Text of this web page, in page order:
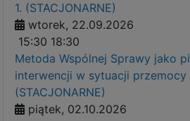
1. (STACJONARNE)
wtorek, 22.09.2026
15:30 18:30
Metoda Wspólnej Sprawy jako
interwencji w sytuacji przemocy
(STACJONARNE)
piątek, 02.10.2026